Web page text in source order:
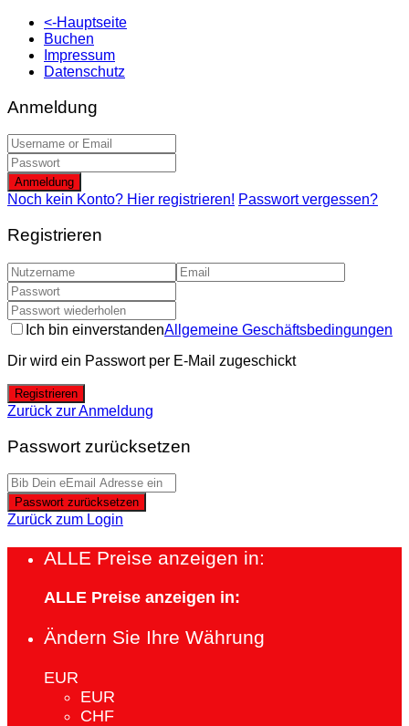
<-Hauptseite
Buchen
Impressum
Datenschutz
Anmeldung
Anmeldung
Noch kein Konto? Hier registrieren! Passwort vergessen?
Registrieren
Ich bin einverstandenAllgemeine Geschäftsbedingungen
Dir wird ein Passwort per E-Mail zugeschickt
Registrieren
Zurück zur Anmeldung
Passwort zurücksetzen
Passwort zurücksetzen
Zurück zum Login
ALLE Preise anzeigen in:
ALLE Preise anzeigen in:
Ändern Sie Ihre Währung
EUR
EUR
CHF